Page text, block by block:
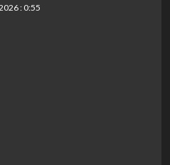
: 0:55